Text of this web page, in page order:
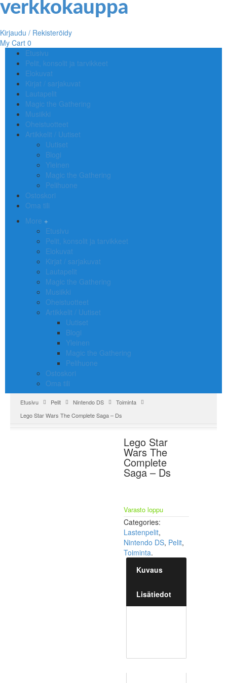
Kirjaudu / Rekisteröidy
My Cart 0
Etusivu
Pelit, konsolit ja tarvikkeet
Elokuvat
Kirjat / sarjakuvat
Lautapelit
Magic the Gathering
Musiikki
Oheistuotteet
Artikkelit / Uutiset
Uutiset
Blogi
Yleinen
Magic the Gathering
Pelihuone
Ostoskori
Oma tili
More
Etusivu
Pelit, konsolit ja tarvikkeet
Elokuvat
Kirjat / sarjakuvat
Lautapelit
Magic the Gathering
Musiikki
Oheistuotteet
Artikkelit / Uutiset
Uutiset
Blogi
Yleinen
Magic the Gathering
Pelihuone
Ostoskori
Oma tili
Etusivu Pelit Nintendo DS
Toiminta
Lego Star Wars The Complete Saga – Ds
Lego Star
Wars The
Complete
Saga – Ds
Varasto loppu
Categories:
Lastenpelit,
Nintendo DS, Pelit,
Toiminta.
Kuvaus
Lisätiedot